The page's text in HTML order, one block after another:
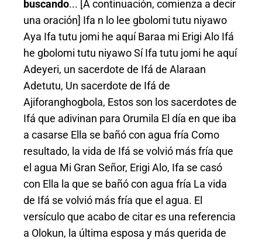
buscando... [A continuación, comienza a decir
una oración] Ifa n lo lee gbolomi tutu niyawo
Aya Ifa tutu jomi he aquí Baraa mi Erigi Alo Ifá
he gbolomi tutu niyawo Sí Ifa tutu jomi he aquí
Adeyeri, un sacerdote de Ifá de Alaraan
Adetutu, Un sacerdote de Ifá de
Ajiforanghogbola, Estos son los sacerdotes de
Ifá que adivinan para Orumila El día en que iba
a casarse Ella se bañó con agua fría Como
resultado, la vida de Ifá se volvió más fría que
el agua Mi Gran Señor, Erigi Alo, Ifa se casó
con Ella la que se bañó con agua fría La vida
de Ifá se volvió más fría que el agua. El
versículo que acabo de citar es una referencia
a Olokun, la última esposa y más querida de